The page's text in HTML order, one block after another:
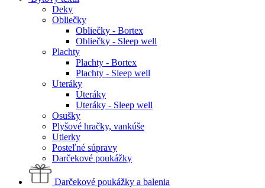
Deky
Obliečky
Obliečky - Bortex
Obliečky - Sleep well
Plachty
Plachty - Bortex
Plachty - Sleep well
Uteráky
Uteráky
Uteráky - Sleep well
Osušky
Plyšové hračky, vankúše
Utierky
Posteľné súpravy
Darčekové poukážky
Darčekové poukážky a balenia